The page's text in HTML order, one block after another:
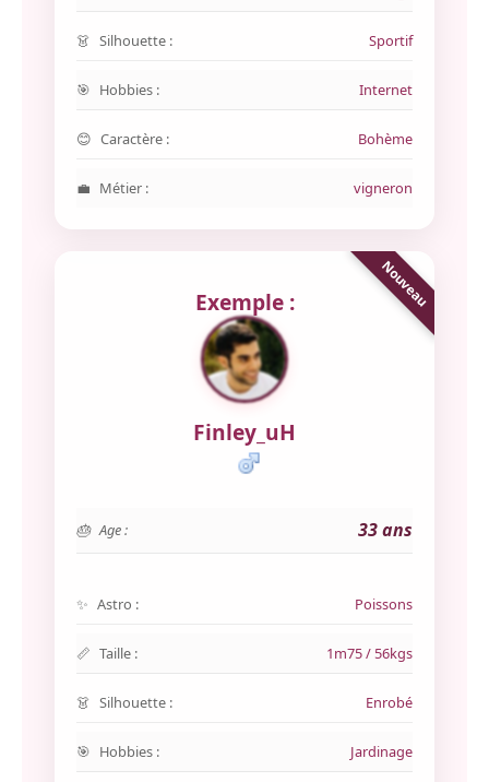
Silhouette : Sportif
Hobbies : Internet
Caractère : Bohème
Métier : vigneron
Exemple :
Finley_uH
Age : 33 ans
Astro : Poissons
Taille : 1m75 / 56kgs
Silhouette : Enrobé
Hobbies : Jardinage